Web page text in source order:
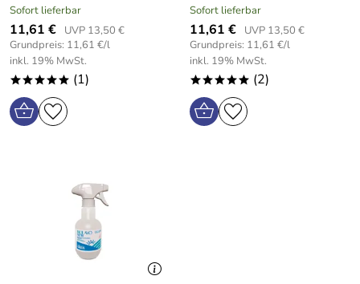
Sofort lieferbar
11,61 €
UVP 13,50 €
Grundpreis: 11,61 €/l
inkl. 19% MwSt.
***** (1)
Sofort lieferbar
11,61 €
UVP 13,50 €
Grundpreis: 11,61 €/l
inkl. 19% MwSt.
***** (2)